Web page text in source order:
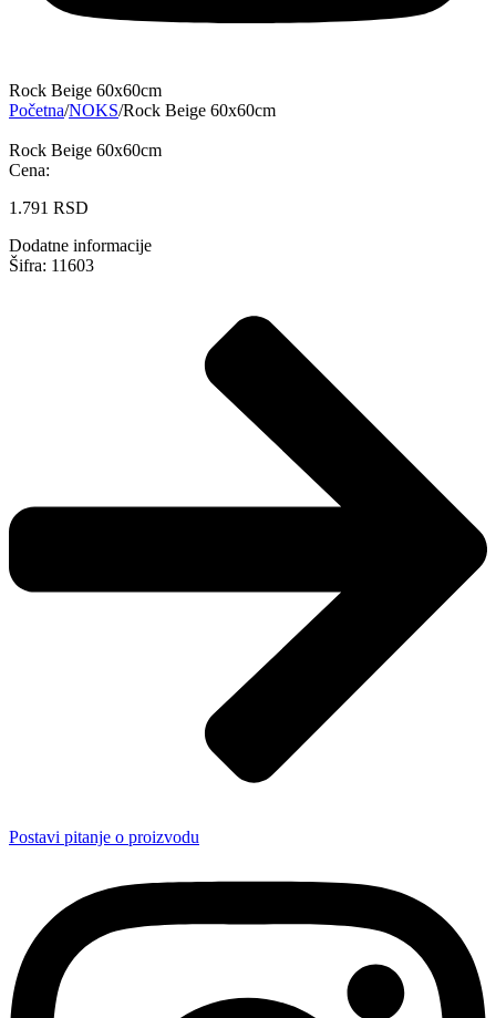
Rock Beige 60x60cm
Početna/NOKS/Rock Beige 60x60cm
Rock Beige 60x60cm
Cena:
1.791 RSD
Dodatne informacije
Šifra: 11603
Postavi pitanje o proizvodu